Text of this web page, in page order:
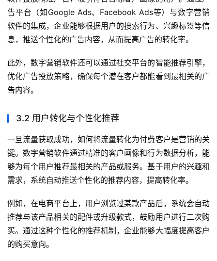
告平台（如Google Ads、Facebook Ads等）与数字营销
软件的集成，企业能够根据用户的搜索行为、兴趣标签等信
息，推送个性化的广告内容，从而提高广告的转化率。
此外，数字营销软件还可以通过社交平台的智能推荐引擎，
优化广告投放策略，确保每个潜在客户都能看到最相关的广
告内容。
3.2 用户转化与个性化推荐
一旦流量获取成功，如何将流量转化为付费客户是营销的关
键。数字营销软件通过精准的客户画像和行为数据分析，能
够为每个用户推荐最相关的产品或服务。基于用户的兴趣和
需求，系统自动推送个性化的推荐内容，提高转化率。
例如，在电商平台上，用户浏览过某款产品后，系统会自动
推荐与该产品相关的配件或升级款式，鼓励用户进行二次购
买。通过这种个性化的推荐机制，企业能够大幅度提高客户
的购买意向。